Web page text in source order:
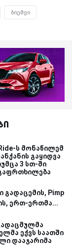
ბიემვი
ს მონაწილემ
გაყიდვა
3 სთ-ში
გადაცემის, Pimp
ერთ-ერთმა...
ექვს საათში
დააჯარიმა